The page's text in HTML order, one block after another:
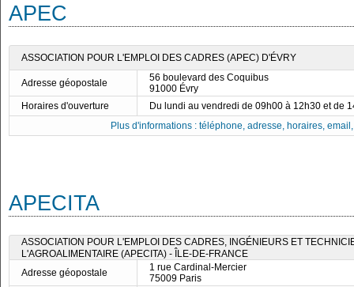
APEC
ASSOCIATION POUR L'EMPLOI DES CADRES (APEC) D'ÉVRY
Adresse géopostale
56 boulevard des Coquibus
91000 Évry
Horaires d'ouverture
Du lundi au vendredi de 09h00 à 12h30 et de
Plus d'informations : téléphone, adresse, horaires,
APECITA
ASSOCIATION POUR L'EMPLOI DES CADRES, INGÉNIEURS ET
L'AGROALIMENTAIRE (APECITA) - ÎLE-DE-FRANCE
Adresse géopostale
1 rue Cardinal-Mercier
75009 Paris